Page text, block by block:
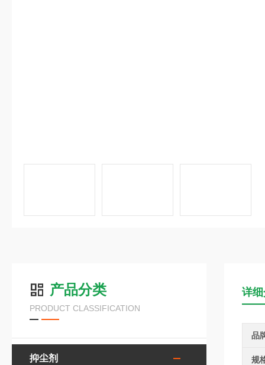
产品分类
PRODUCT CLASSIFICATION
抑尘剂
详
品
规